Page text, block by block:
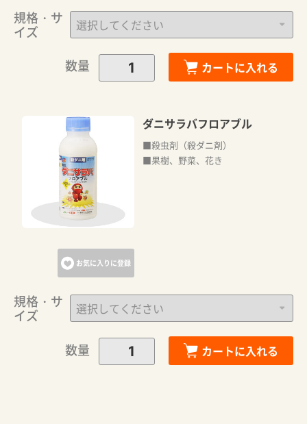
規格・サ
イズ
数量
カートに入れる
お気に入りに登録
ダニサラバフロアブル
■殺虫剤（殺ダニ剤）
■果樹、野菜、花き
規格・サ
イズ
数量
カートに入れる